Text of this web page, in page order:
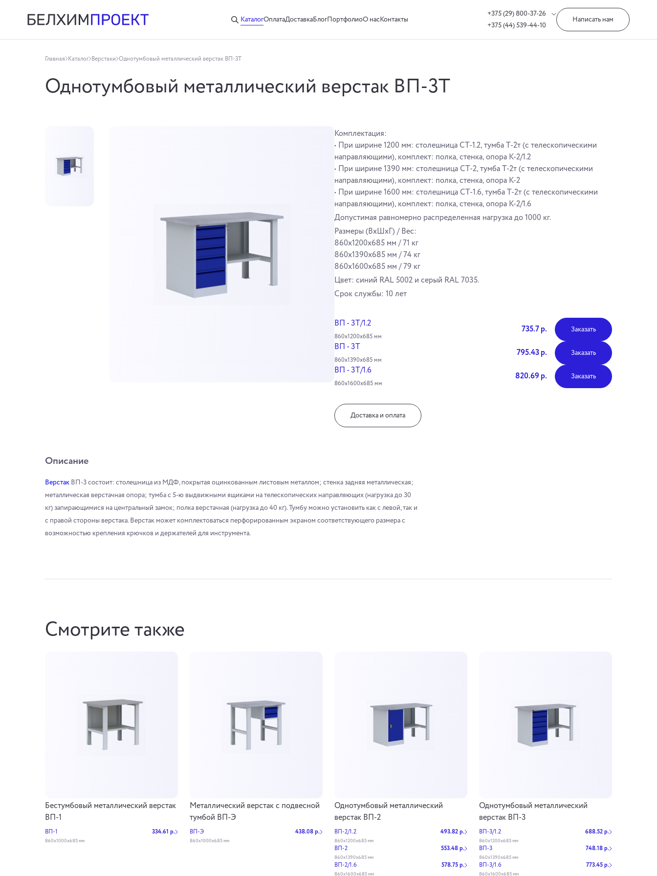
КаталогОплатаДоставкаБлогПортфолиоО насКонтакты
+375 (29) 800-37-26
+375 (44) 539-44-10
Написать нам
Главная Каталог Верстаки Однотумбовый металлический верстак ВП-3Т
Однотумбовый металлический верстак ВП-3Т
Комплектация:
• При ширине 1200 мм: столешница СТ-1.2, тумба Т-2т (с телескопическими
направляющими), комплект: полка, стенка, опора К-2/1.2
• При ширине 1390 мм: cтолешница СТ-2, тумба Т-2т (с телескопическими
направляющими), комплект: полка, стенка, опора К-2
• При ширине 1600 мм: столешница СТ-1.6, тумба Т-2т (с телескопическими
направляющими), комплект: полка, стенка, опора К-2/1.6
Допустимая равномерно распределенная нагрузка до 1000 кг.
Размеры (ВхШхГ) / Вес:
860x1200x685 мм / 71 кг
860x1390x685 мм / 74 кг
860x1600x685 мм / 79 кг
Цвет: синий RAL 5002 и серый RAL 7035.
Cрок службы: 10 лет
ВП - 3Т/1.2
860х1200х685 мм
735.7 р. Заказать
ВП - 3Т
860х1390х685 мм
795.43 р. Заказать
ВП - 3Т/1.6
860х1600х685 мм
820.69 р. Заказать
Доставка и оплата
Описание
Верстак ВП-3 состоит: столешница из МДФ, покрытая оцинкованным листовым металлом; стенка задняя металлическая;
металлическая верстачная опора; тумба с 5-ю выдвижными ящиками на телескопических направляющих (нагрузка до 30
кг) запирающимися на центральный замок; полка верстачная (нагрузка до 40 кг). Тумбу можно установить как с левой, так и
с правой стороны верстака. Верстак может комплектоваться перфорированным экраном соответствующего размера с
возможностью крепления крючков и держателей для инструмента.
Смотрите также
Бестумбовый металлический верстак
ВП-1
ВП-1 334.61 р.
860х1000х685 мм
Металлический верстак с подвесной
тумбой ВП-Э
ВП-Э 438.08 р.
860х1000х685 мм
Однотумбовый металлический
верстак ВП-2
ВП-2/1.2 493.82 р.
860х1200х685 мм
ВП-2 553.48 р.
860х1390х685 мм
ВП-2/1.6 578.75 р.
860х1600х685 мм
Однотумбовый металлический
верстак ВП-3
ВП-3/1.2 688.52 р.
860х1200х685 мм
ВП-3 748.18 р.
860х1390х685 мм
ВП-3/1.6 773.45 р.
860х1600х685 мм